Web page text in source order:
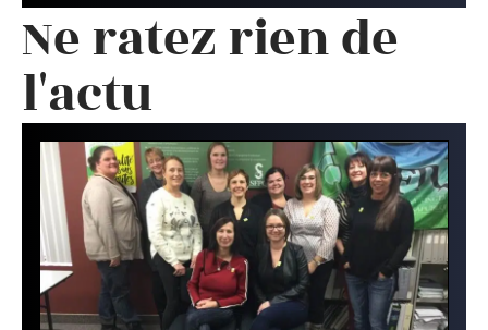
Ne ratez rien de
l'actu